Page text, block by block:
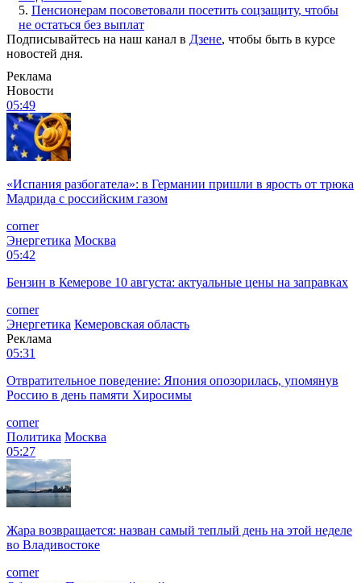
5. Пенсионерам посоветовали посетить соцзащиту, чтобы
не остаться без выплат
Подписывайтесь на наш канал в Дзене, чтобы быть в курсе
новостей дня.
Реклама
Новости
05:49
«Испания разбогатела»: в Германии пришли в ярость от трюка
Мадрида с российским газом
corner
Энергетика Москва
05:42
Бензин в Кемерове 10 августа: актуальные цены на заправках
corner
Энергетика Кемеровская область
Реклама
05:31
Отвратительное поведение: Япония опозорилась, упомянув
Россию в день памяти Хиросимы
corner
Политика Москва
05:27
Жара возвращается: назван самый теплый день на этой неделе
во Владивостоке
corner